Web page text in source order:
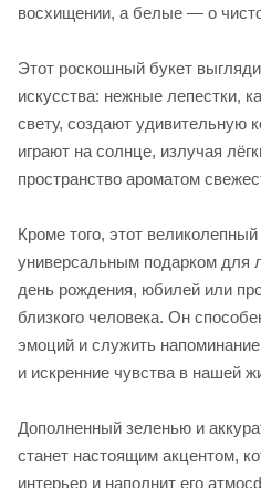
восхищении, а белые — о
Этот роскошный букет
искусства: нежные лепестки,
свету, создают удивительную
играют на солнце, излучая
пространство ароматом
Кроме того, этот великолепный
универсальным подарком для
день рождения, юбилей или
близкого человека. Он
эмоций и служить
и искренние чувства в нашей
Дополненный зеленью и
станет настоящим акцентом,
интерьер и наполнит его